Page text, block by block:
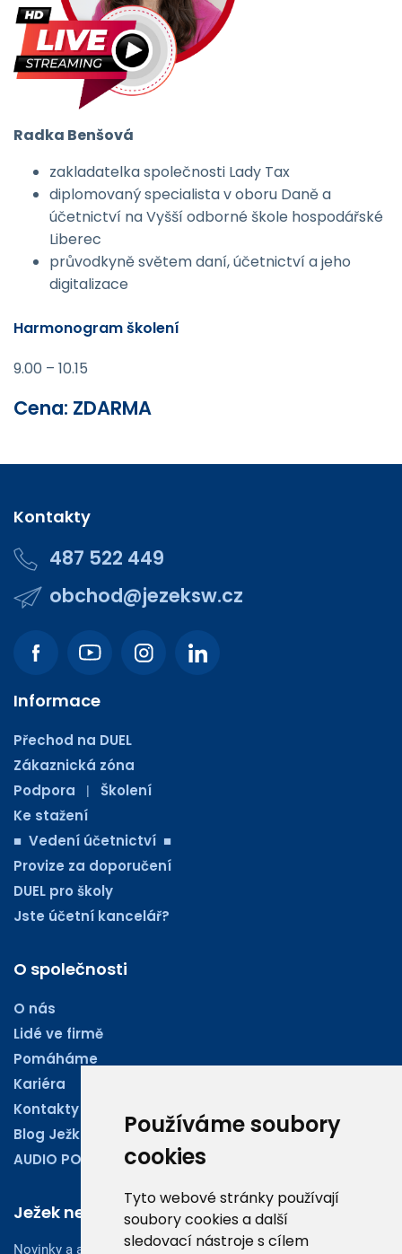
Používáme soubory
cookies
Tyto webové stránky používají
soubory cookies a další
sledovací nástroje s cílem
Radka Benšová
zakladatelka společnosti Lady Tax
diplomovaný specialista v oboru Daně a
účetnictví na Vyšší odborné škole hospodářské
Liberec
průvodkyně světem daní, účetnictví a jeho
digitalizace
Harmonogram školení
9.00 – 10.15
Cena: ZDARMA
Kontakty
487 522 449
obchod@jezeksw.cz
Informace
Přechod na DUEL
Zákaznická zóna
Podpora
Školení
Ke stažení
■ Vedení účetnictví ■
Provize za doporučení
DUEL pro školy
Jste účetní kancelář?
O společnosti
O nás
Lidé ve firmě
Pomáháme
Kariéra
Kontakty
Blog Ježkoviny
AUDIO PODCASTY
Ježek newsletter
Novinky a aktuality z oboru účetnictví, obchodu či legislativy